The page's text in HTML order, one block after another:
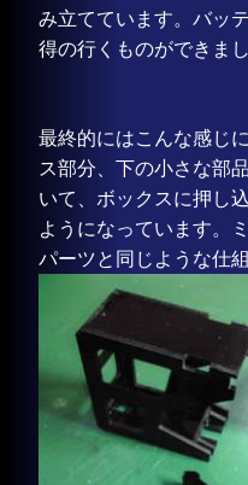
み立てています。バッ
得の行くものができまし
最終的にはこんな感じ
ス部分、下の小さな部
いて、ボックスに押し
ようになっています。
パーツと同じような仕